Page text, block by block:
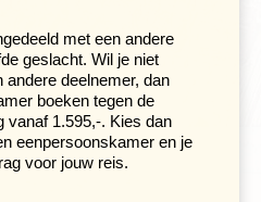
muzikanten die bijna elk
’s avonds is dit ‘the place to
te gaan in een van de
Layla's of Tootsie’s
herkenbaar aan de paarse
muzikanten. Of
de Brazilbilly country met
muziek luid klinkt.
met een andere
geslacht. Wil je niet
andere deelnemer, dan
boeken tegen de
vanaf 1.595,-. Kies dan
eenpersoonskamer en je
voor jouw reis.